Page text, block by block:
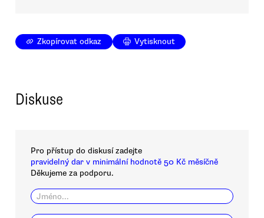
Zkopírovat odkaz Vytisknout
Diskuse
Pro přístup do diskusí zadejte
pravidelný dar v minimální hodnotě 50 Kč měsíčně
Děkujeme za podporu.